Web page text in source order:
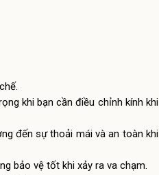
khi bạn cần điều chỉnh kính khi
đến sự thoải mái và an toàn khi
bảo vệ tốt khi xảy ra va chạm.